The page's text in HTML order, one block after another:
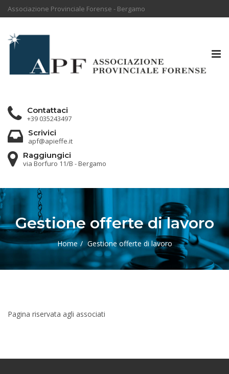
Associazione Provinciale Forense - Bergamo
Contattaci
+39 035243497
Scrivici
apf@apieffe.it
Raggiungici
via Borfuro 11/B - Bergamo
Gestione offerte di lavoro
Home Gestione offerte di lavoro
Pagina riservata agli associati